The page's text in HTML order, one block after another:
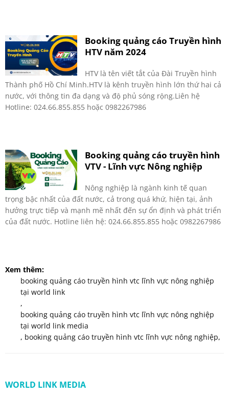
Booking quảng cáo Truyền hình
HTV năm 2024
HTV là tên viết tắt của Đài Truyền hình
Thành phố Hồ Chí Minh.HTV là kênh truyền hình lớn thứ hai cả
nước, với thông tin đa dạng và độ phủ sóng rộng.Liên hệ
Hotline: 024.66.855.855 hoặc 0982267986
Booking quảng cáo truyền hình
VTV - Lĩnh vực Nông nghiệp
Nông nghiệp là ngành kinh tế quan
trọng bậc nhất của đất nước, cả trong quá khứ, hiện tại, ảnh
hưởng trực tiếp và mạnh mẽ nhất đến sự ổn định và phát triển
của đất nước. Hotline liên hệ: 024.66.855.855 hoặc 0982267986
Xem thêm:
booking quảng cáo truyền hình vtc lĩnh vực nông nghiệp
tại world link
,
booking quảng cáo truyền hình vtc lĩnh vực nông nghiệp
tại world link media
, booking quảng cáo truyền hình vtc lĩnh vực nông nghiệp,
WORLD LINK MEDIA